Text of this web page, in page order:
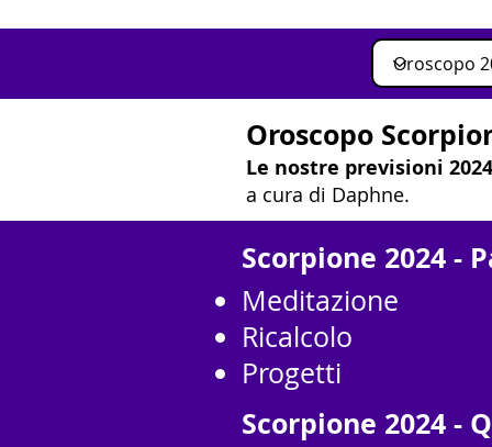
Oroscopo
Le nostre previsioni
a cura di Daphne.
Scorpione 2024 -
Meditazione
Ricalcolo
Progetti
Scorpione 2024 -